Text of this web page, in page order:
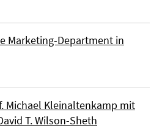
Marketing-Department in
Michael Kleinaltenkamp mit
T. Wilson-Sheth